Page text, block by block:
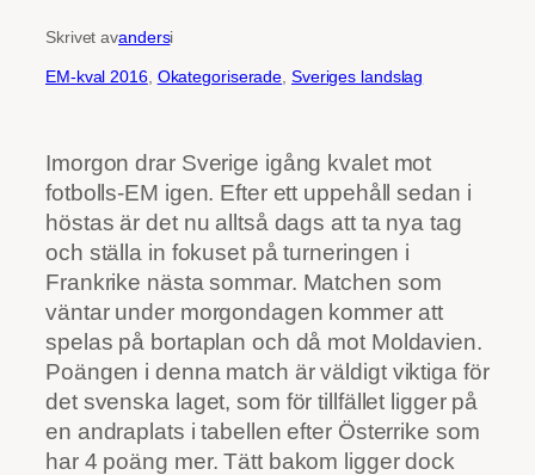
Skrivet avandersi
EM-kval 2016, Okategoriserade Sveriges landslag
Imorgon drar Sverige igång kvalet mot
fotbolls-EM igen. Efter ett uppehåll sedan i
höstas är det nu alltså dags att ta nya tag
och ställa in fokuset på turneringen i
Frankrike nästa sommar. Matchen som
väntar under morgondagen kommer att
spelas på bortaplan och då mot Moldavien.
Poängen i denna match är väldigt viktiga för
det svenska laget, som för tillfället ligger på
en andraplats i tabellen efter Österrike som
har 4 poäng mer. Tätt bakom ligger dock